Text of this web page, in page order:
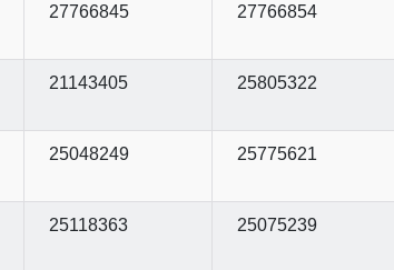
27766845 27766854
21143405 25805322
25048249 25775621
25118363 25075239